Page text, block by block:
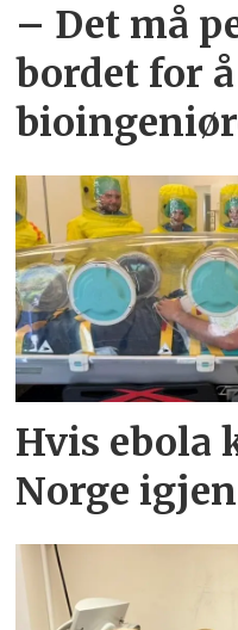
– Det må
bordet for
Hvis ebola
Norge igjen